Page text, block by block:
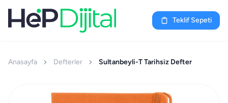
Teklif Sepeti
Anasayfa Defterler Sultanbeyli-T Tarihsiz Defter